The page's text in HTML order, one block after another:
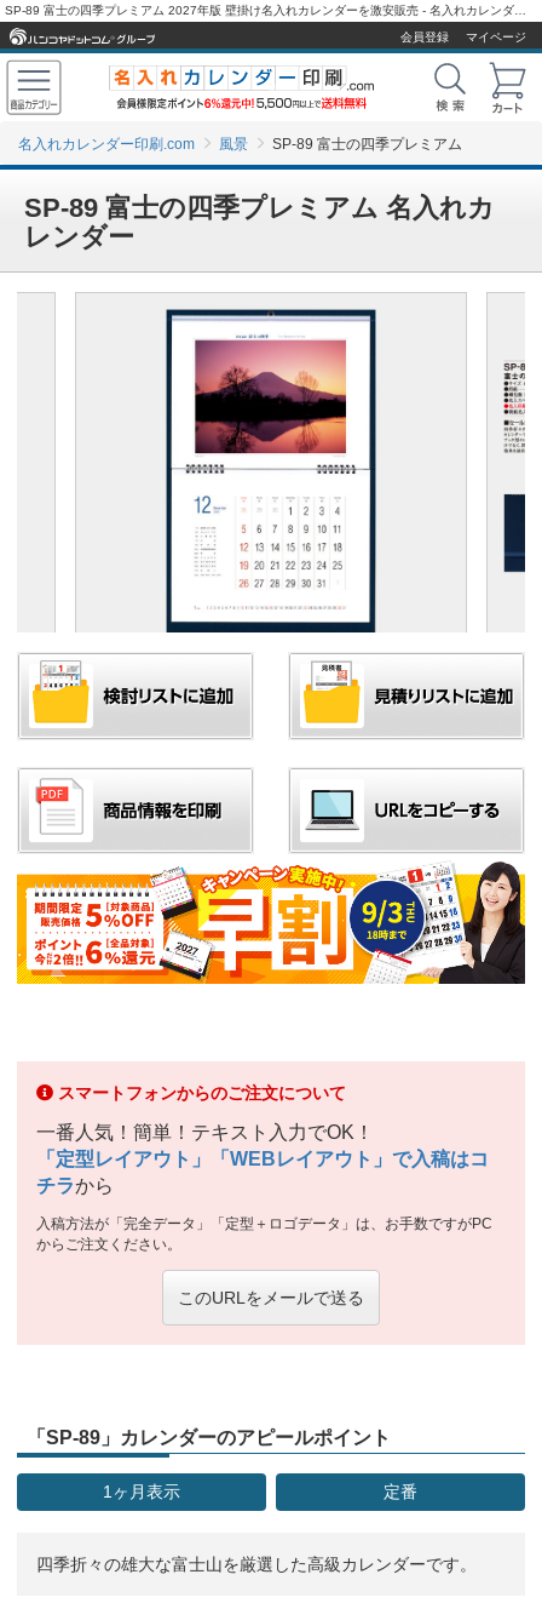
会員登録
マイページ
名入れカレンダー印刷.com 風景 SP-89 富士の四季プレミアム
SP-89 富士の四季プレミアム 名入れカ
レンダー
スマートフォンからのご注文について
一番人気！簡単！テキスト入力でOK！
「定型レイアウト」「WEBレイアウト」で入稿はコ
チラから
入稿方法が「完全データ」「定型＋ロゴデータ」は、お手数ですがPC
からご注文ください。
このURLをメールで送る
「SP-89」カレンダーのアピールポイント
1ヶ月表示 定番
四季折々の雄大な富士山を厳選した高級カレンダーです。